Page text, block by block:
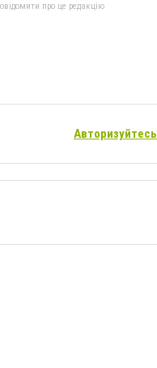
про це редакцію
Авторизуйтесь